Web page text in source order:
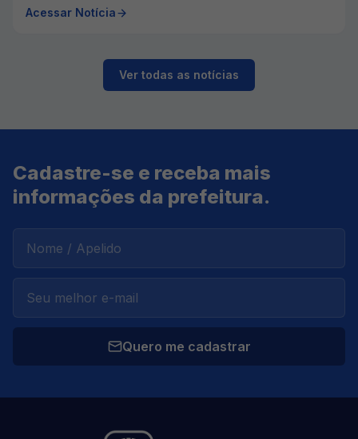
Acessar Notícia
Ver todas as notícias
Cadastre-se e receba mais
informações da prefeitura.
Quero me cadastrar